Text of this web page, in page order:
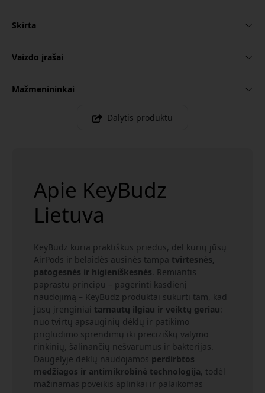
Skirta
Vaizdo įrašai
Mažmenininkai
Dalytis produktu
Apie KeyBudz
Lietuva
KeyBudz kuria praktiškus priedus, dėl kurių jūsų
AirPods ir belaidės ausinės tampa tvirtesnės,
patogesnės ir higieniškesnės. Remiantis
paprastu principu – pagerinti kasdienį
naudojimą – KeyBudz produktai sukurti tam, kad
jūsų įrenginiai tarnautų ilgiau ir veiktų geriau:
nuo tvirtų apsauginių dėklų ir patikimo
prigludimo sprendimų iki preciziškų valymo
rinkinių, šalinančių nešvarumus ir bakterijas.
Daugelyje dėklų naudojamos perdirbtos
medžiagos ir antimikrobinė technologija, todėl
mažinamas poveikis aplinkai ir palaikomas